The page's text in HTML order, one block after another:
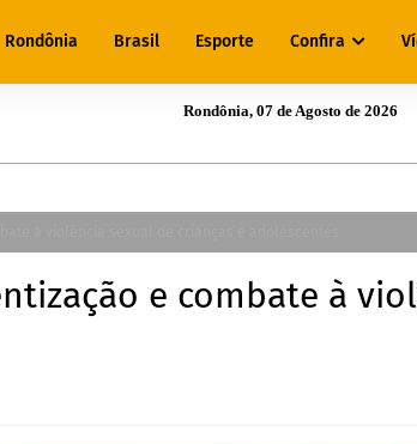
Rondônia Brasil Esporte Confira
Rondônia, 07 de Agosto de 2026
e combate à